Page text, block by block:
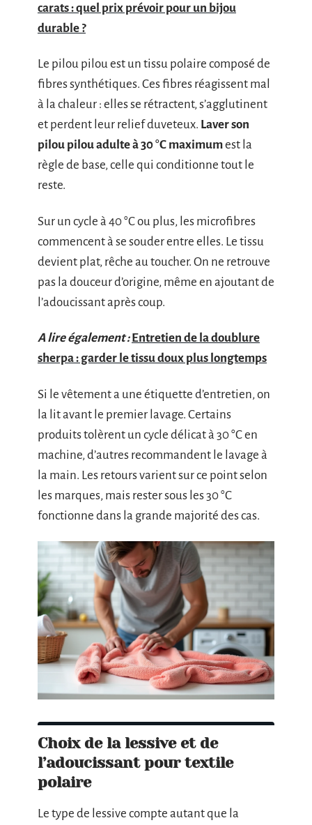
carats : quel prix prévoir pour un bijou
durable ?
Le pilou pilou est un tissu polaire composé de
fibres synthétiques. Ces fibres réagissent mal
à la chaleur : elles se rétractent, s’agglutinent
et perdent leur relief duveteux. Laver son
pilou pilou adulte à 30 °C maximumest la
règle de base, celle qui conditionne tout le
reste.
Sur un cycle à 40 °C ou plus, les microfibres
commencent à se souder entre elles. Le tissu
devient plat, rêche au toucher. On ne retrouve
pas la douceur d’origine, même en ajoutant de
l’adoucissant après coup.
A lire également : Entretien de la doublure
sherpa : garder le tissu doux plus longtemps
Si le vêtement a une étiquette d’entretien, on
la lit avant le premier lavage. Certains
produits tolèrent un cycle délicat à 30 °C en
machine, d’autres recommandent le lavage à
la main. Les retours varient sur ce point selon
les marques, mais rester sous les 30 °C
fonctionne dans la grande majorité des cas.
Choix de la lessive et de
l’adoucissant pour textile
polaire
Le type de lessive compte autant que la